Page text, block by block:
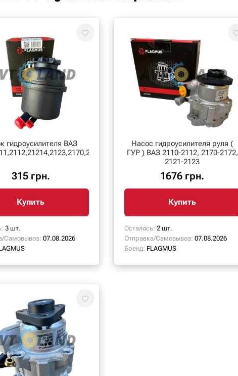
гидроусилителя ВАЗ
315 грн.
Купить
3 шт.
Самовывоз: 07.08.2026
Насос гидроусилителя руля (
ГУР ) ВАЗ 2110-2112, 2170-2172,
2121-2123
1676 грн.
Купить
Осталось: 2 шт.
Отправка/Самовывоз: 07.08.2026
Бренд: FLAGMUS